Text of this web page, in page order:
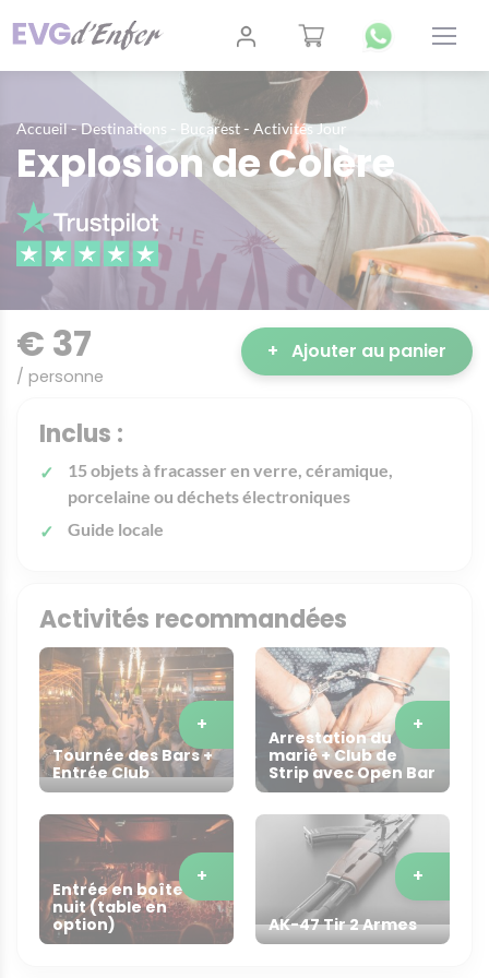
Accueil-Destinations - Bucarest- Activités Jour
Explosion de Colère
€ 37
/ personne
+ Ajouter au panier
Inclus :
15 objets à fracasser en verre, céramique,
porcelaine ou déchets électroniques
Guide locale
Activités recommandées
Tournée des Bars +
Entrée Club
+
Arrestation du
marié + Club de
Strip avec Open Bar
+
Entrée en boîte de
nuit (table en
option)
+
AK-47 Tir 2 Armes
+